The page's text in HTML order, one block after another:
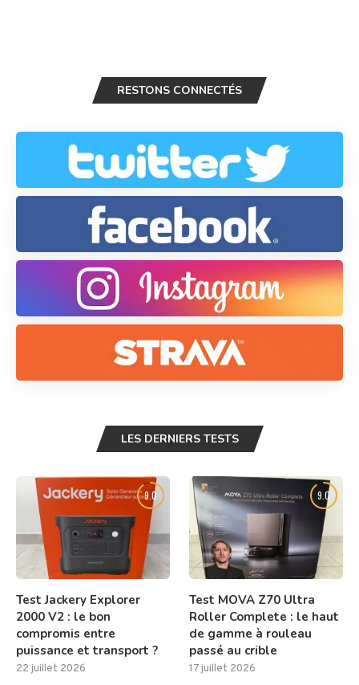
RESTONS CONNECTÉS
LES DERNIERS TESTS
9.0
Test Jackery Explorer
2000 V2 : le bon
compromis entre
puissance et transport ?
22 juillet 2026
9.0
Test MOVA Z70 Ultra
Roller Complete : le haut
de gamme à rouleau
passé au crible
17 juillet 2026